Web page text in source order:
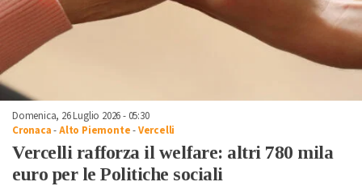
Domenica, 26 Luglio 2026 - 05:30
Cronaca-Alto Piemonte-Vercelli
Vercelli rafforza il welfare: altri 780 mila
euro per le Politiche sociali